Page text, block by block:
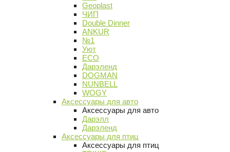
Geoplast
ЧИП
Double Dinner
ANKUR
№1
Уют
ECO
Дарэленд
DOGMAN
NUNBELL
WOGY
Аксессуары для авто
Аксессуары для авто
Дарэлл
Дарэленд
Аксессуары для птиц
Аксессуары для птиц